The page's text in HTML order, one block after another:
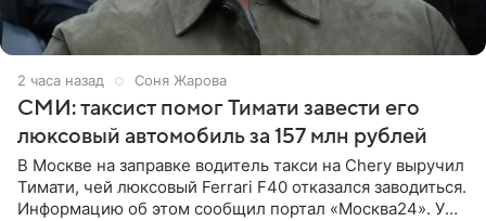
2 часа назад Соня Жарова
СМИ: таксист помог Тимати завести его
люксовый автомобиль за 157 млн рублей
В Москве на заправке водитель такси на Chery выручил
Тимати, чей люксовый Ferrari F40 отказался заводиться.
Информацию об этом сообщил портал «Москва24». У